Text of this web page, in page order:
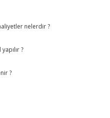
nelerdir ?
?
?